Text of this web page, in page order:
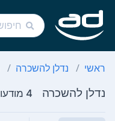
ראשי נדלן להשכרה
נדלן להשכרה 4 מודעות